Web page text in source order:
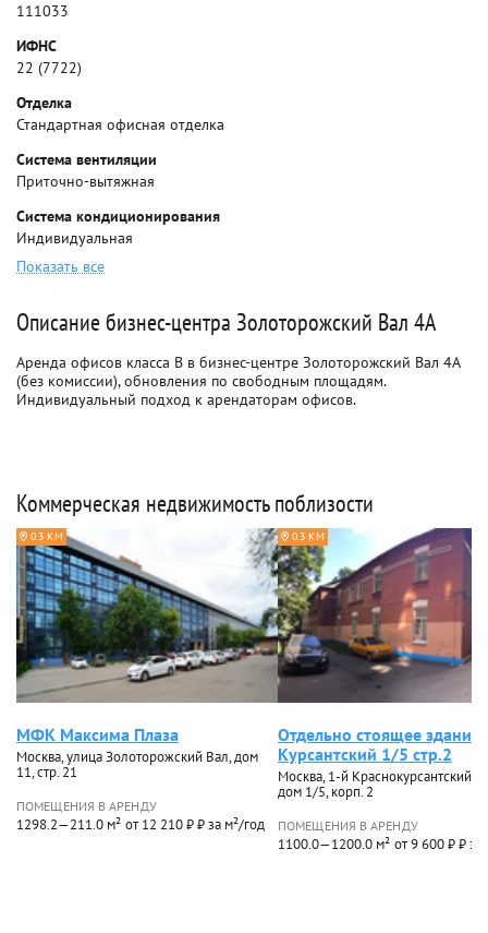
111033
ИФНС
22 (7722)
Отделка
Стандартная офисная отделка
Система вентиляции
Приточно-вытяжная
Система кондиционирования
Индивидуальная
Показать все
Описание бизнес-центра Золоторожский Вал 4А
Аренда офисов класса B в бизнес-центре Золоторожский Вал 4А
(без комиссии), обновления по свободным площадям.
Индивидуальный подход к арендаторам офисов.
Коммерческая недвижимость поблизости
0.3 КМ
МФК Максима Плаза
Москва, улица Золоторожский Вал, дом
11, стр. 21
ПОМЕЩЕНИЯ В АРЕНДУ
1298.2—211.0 м² от 12 210 ₽ ₽ за м²/год
0.3 КМ
Отдельно стоящее здание
Курсантский 1/5 стр.2
Москва, 1-й Краснокурсантский
дом 1/5, корп. 2
ПОМЕЩЕНИЯ В АРЕНДУ
1100.0—1200.0 м² от 9 600 ₽ ₽ за